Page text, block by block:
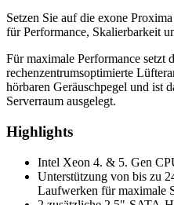
Setzen Sie auf die exone
für Performance, Skalierbarkeit
Für maximale Performance setzt
rechenzentrumsoptimierte
hörbaren Geräuschpegel und ist
Serverraum ausgelegt.
Highlights
Intel Xeon 4. & 5. Gen
Unterstützung von bis zu
Laufwerken für maximale